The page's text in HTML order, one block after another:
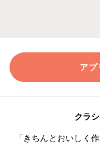
アプ
クラ
「きちんとおいしく